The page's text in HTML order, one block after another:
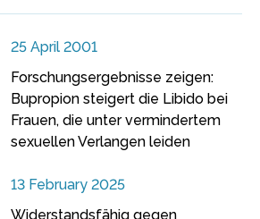
25 April 2001
Forschungsergebnisse zeigen:
Bupropion steigert die Libido bei
Frauen, die unter vermindertem
sexuellen Verlangen leiden
13 February 2025
Widerstandsfähig gegen